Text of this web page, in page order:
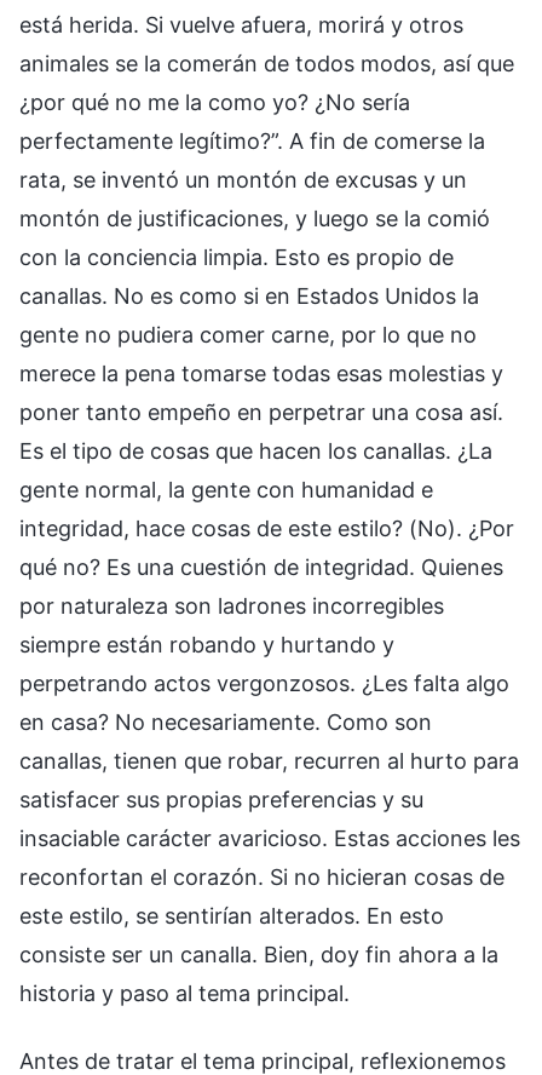
está herida. Si vuelve afuera, morirá y otros
animales se la comerán de todos modos, así que
¿por qué no me la como yo? ¿No sería
perfectamente legítimo?”. A fin de comerse la
rata, se inventó un montón de excusas y un
montón de justificaciones, y luego se la comió
con la conciencia limpia. Esto es propio de
canallas. No es como si en Estados Unidos la
gente no pudiera comer carne, por lo que no
merece la pena tomarse todas esas molestias y
poner tanto empeño en perpetrar una cosa así.
Es el tipo de cosas que hacen los canallas. ¿La
gente normal, la gente con humanidad e
integridad, hace cosas de este estilo? (No). ¿Por
qué no? Es una cuestión de integridad. Quienes
por naturaleza son ladrones incorregibles
siempre están robando y hurtando y
perpetrando actos vergonzosos. ¿Les falta algo
en casa? No necesariamente. Como son
canallas, tienen que robar, recurren al hurto para
satisfacer sus propias preferencias y su
insaciable carácter avaricioso. Estas acciones les
reconfortan el corazón. Si no hicieran cosas de
este estilo, se sentirían alterados. En esto
consiste ser un canalla. Bien, doy fin ahora a la
historia y paso al tema principal.
Antes de tratar el tema principal, reflexionemos